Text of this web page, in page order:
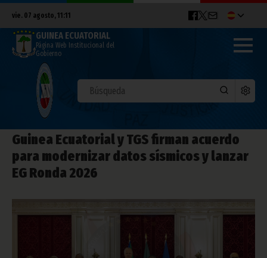
vie. 07 agosto, 11:11
GUINEA ECUATORIAL
Página Web Institucional del
Gobierno
Guinea Ecuatorial y TGS firman acuerdo
para modernizar datos sísmicos y lanzar
EG Ronda 2026